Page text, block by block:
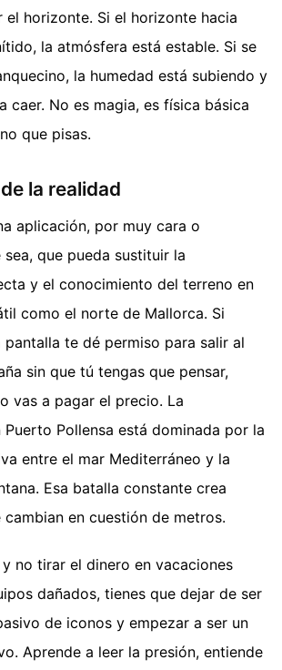
el horizonte. Si el horizonte hacia
la atmósfera está estable. Si se
la humedad está subiendo y
caer. No es magia, es física básica
que pisas.
la realidad
aplicación, por muy cara o
que pueda sustituir la
y el conocimiento del terreno en
como el norte de Mallorca. Si
pantalla te dé permiso para salir al
sin que tú tengas que pensar,
vas a pagar el precio. La
Pollensa está dominada por la
entre el mar Mediterráneo y la
Esa batalla constante crea
en cuestión de metros.
no tirar el dinero en vacaciones
dañados, tienes que dejar de ser
de iconos y empezar a ser un
Aprende a leer la presión, entiende